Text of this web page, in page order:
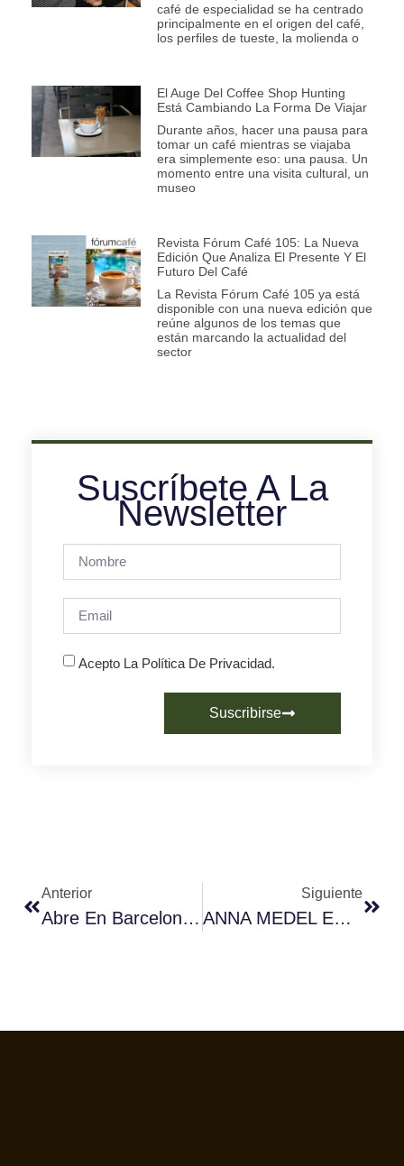
café de especialidad se ha centrado
principalmente en el origen del café,
los perfiles de tueste, la molienda o
El Auge Del Coffee Shop Hunting
Está Cambiando La Forma De Viajar
Durante años, hacer una pausa para
tomar un café mientras se viajaba
era simplemente eso: una pausa. Un
momento entre una visita cultural, un
museo
Revista Fórum Café 105: La Nueva
Edición Que Analiza El Presente Y El
Futuro Del Café
La Revista Fórum Café 105 ya está
disponible con una nueva edición que
reúne algunos de los temas que
están marcando la actualidad del
sector
Suscríbete A La
Newsletter
Acepto La Política De Privacidad.
Suscribirse
Anterior
Abre En Barcelona El Primer Showroom Simonelli Group En España
Siguiente
ANNA MEDEL ES LA MEJOR BARISTA DE CATALUÑA